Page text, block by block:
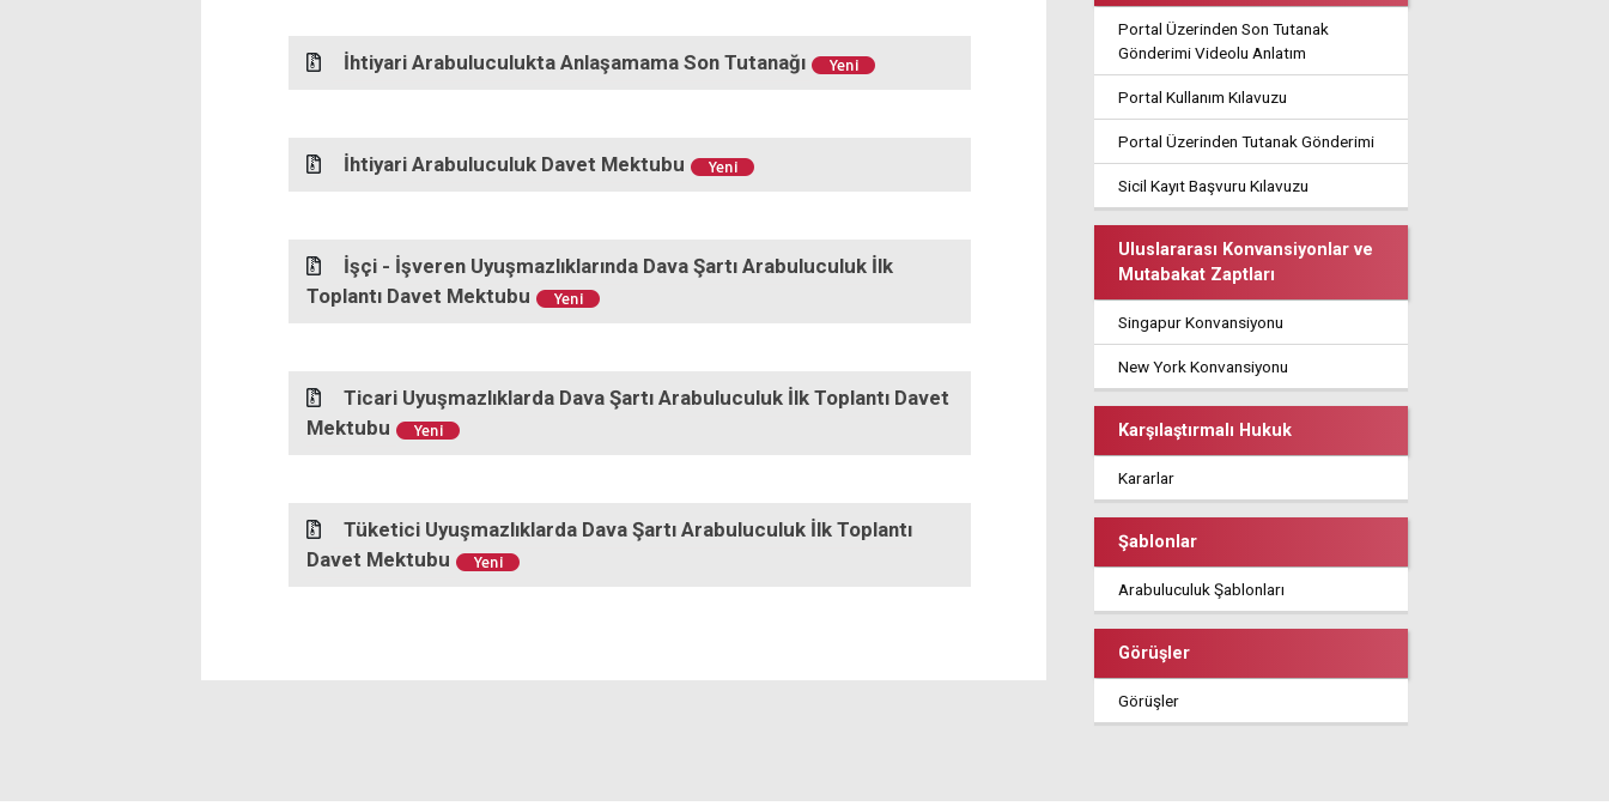
İhtiyari Arabuluculukta Anlaşamama Son Tutanağı
İhtiyari Arabuluculuk Davet Mektubu
İşçi - İşveren Uyuşmazlıklarında Dava Şartı Arabuluculuk İlk
Toplantı Davet Mektubu
Ticari Uyuşmazlıklarda Dava Şartı Arabuluculuk İlk Toplantı Davet
Mektubu
Tüketici Uyuşmazlıklarda Dava Şartı Arabuluculuk İlk Toplantı
Davet Mektubu
Portal Üzerinden Son Tutanak
Gönderimi Videolu Anlatım
Portal Kullanım Kılavuzu
Portal Üzerinden Tutanak Gönderimi
Sicil Kayıt Başvuru Kılavuzu
Uluslararası Konvansiyonlar ve
Mutabakat Zaptları
Singapur Konvansiyonu
New York Konvansiyonu
Karşılaştırmalı Hukuk
Kararlar
Şablonlar
Arabuluculuk Şablonları
Görüşler
Görüşler